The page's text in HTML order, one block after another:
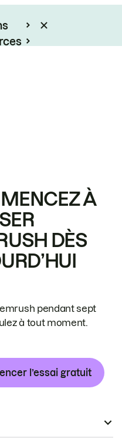
À
DÈS
pendant sept
à tout moment.
l’essai gratuit